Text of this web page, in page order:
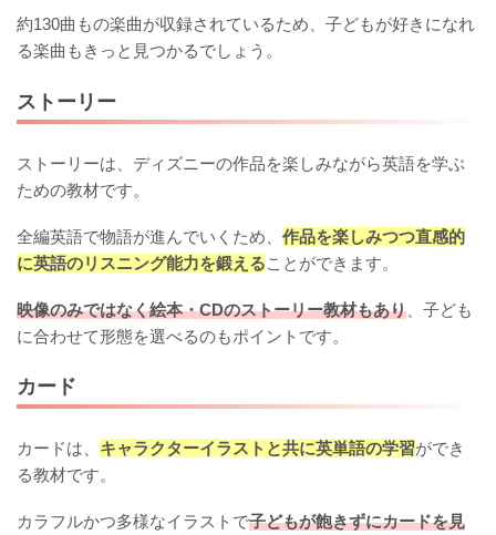
約130曲もの楽曲が収録されているため、子どもが好きになれ
る楽曲もきっと見つかるでしょう。
ストーリー
ストーリーは、ディズニーの作品を楽しみながら英語を学ぶ
ための教材です。
全編英語で物語が進んでいくため、 作品を楽しみつつ直感的
に英語のリスニング能力を鍛えることができます。
映像のみではなく絵本・CDのストーリー教材もあり 、子ども
に合わせて形態を選べるのもポイントです。
カード
カードは、 キャラクターイラストと共に英単語の学習ができ
る教材です。
カラフルかつ多様なイラストで子どもが飽きずにカードを見